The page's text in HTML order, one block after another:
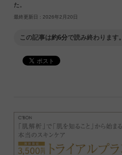
た。
最終更新日 : 2026年2月20日
この記事は約6分で読み終わります。